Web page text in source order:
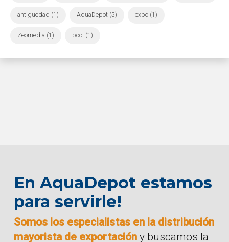
antiguedad (1) AquaDepot (5) expo (1)
Zeomedia (1) pool (1)
En AquaDepot estamos
para servirle!
Somos los especialistas en la distribución
mayorista de exportacióny buscamos la